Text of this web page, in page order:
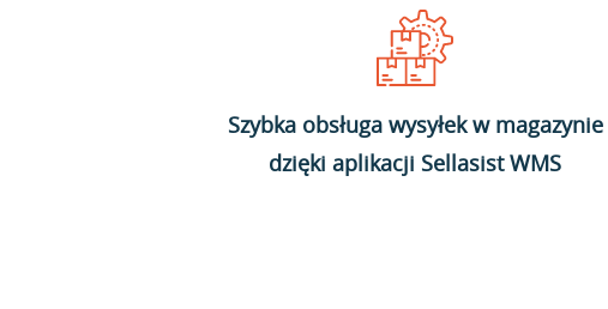
Szybka obsługa wysyłek w magazynie
dzięki aplikacji Sellasist WMS